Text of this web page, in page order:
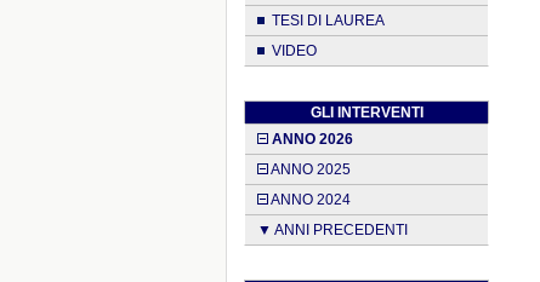
TESI DI LAUREA
VIDEO
GLI INTERVENTI
ANNO 2026
ANNO 2025
ANNO 2024
▼ ANNI PRECEDENTI